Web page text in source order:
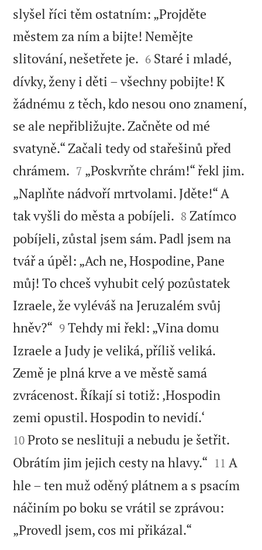
slyšel říci těm ostatním: „Projděte
městem za ním a bijte! Nemějte
slitování, nešetřete je. 

6 Staré i mladé,
dívky, ženy i děti – všechny pobijte! K
žádnému z těch, kdo nesou ono znamení,
se ale nepřibližujte. Začněte od mé
svatyně.“ Začali tedy od stařešinů před
chrámem. 

7 „Poskvrňte chrám!“ řekl jim.
„Naplňte nádvoří mrtvolami. Jděte!“ A
tak vyšli do města a pobíjeli. 

8 Zatímco
pobíjeli, zůstal jsem sám. Padl jsem na
tvář a úpěl: „Ach ne, Hospodine, Pane
můj! To chceš vyhubit celý pozůstatek
Izraele, že vyléváš na Jeruzalém svůj
hněv?“ 

9 Tehdy mi řekl: „Vina domu
Izraele a Judy je veliká, příliš veliká.
Země je plná krve a ve městě samá
zvrácenost. Říkají si totiž: ‚Hospodin
zemi opustil. Hospodin to nevidí.‘
10 Proto se neslituji a nebudu je šetřit.
Obrátím jim jejich cesty na hlavy.“ 

11 A
hle – ten muž oděný plátnem a s psacím
náčiním po boku se vrátil se zprávou:
„Provedl jsem, cos mi přikázal.“